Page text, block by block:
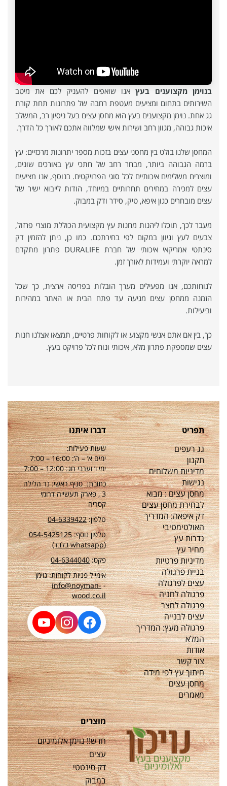
בנוימן מקצוענים בעץאנו שואפים להעניק לכם את מיטב
השירותים בתחום ומציעים מעטפת רחבה של פתרונות תחת קורת
גג אחת. נוימן מקצוענים בעץ הוא מחסן עצים בעל ניסיון רב, המשלב
איכות גבוהה, מגוון רחב ושירות אישי שמלווה אתכם לאורך כל הדרך.
המחסן שלנו בולט בין מחסני עצים בזכות מספר יתרונות מרכזיים: עץ
ברמה הגבוהה ביותר, מבחר רחב של חתכי עץ באורכים שונים,
ומוצרים משלימים איכותיים לכל סוגי הפרויקטים. בנוסף, אנו מציעים
עצים למכירה במחירים תחרותיים במיוחד, הודות לייבוא ישיר של
עצים מובחרים כגון איפא, טיק, סידר ודק במבוק.
מעבר לכך, תוכלו ליהנות מחנות עץ מקצועית הכוללת מוצרי פרזול,
צבעים לעץ וגיוון במקום לפי בחירתכם. כמו כן, ניתן להזמין דק
סינתטי אמריקאי איכותי של חברת DURALIFE פתרון מתקדם
למראה יוקרתי ועמידות לאורך זמן.
לנוחותכם, אנו מפעילים מערך הובלות בפריסה ארצית, כך שכל
הזמנה ממחסן עצים מגיעה עד פתח הבית או האתר במהירות
וביעילות.
כך, בין אם אתם אנשי מקצוע או לקוחות פרטיים, תמצאו אצלנו חנות
עצים שמספקת פתרון מלא, איכותי ונוח לכל פרויקט בעץ.
דברו איתנו
שעות פעילות:
ימים א’ – ה’: 16:00 – 7:00
ימי ו’ וערבי חג: 12:00 – 7:00
כתובת: סניף ראשי: נר הלילה
3 , פארק תעשייה דרומי
קסריה
טלפון:04-6339422
טלפון נוסף:
054-5425125
(whatsapp בלבד)
פקס:04-6344040
אימייל פניות לקוחות: נוימן
-
info@noyman-
wood.co.il
תפריט
גג רעפים
תקנון
מדיניות משלוחים
נגישות
מחסן עצים : מבוא
לבחירת מחסן עצים
דק איפאה: המדריך
האולטימטיבי
גדרות עץ
מחיר עץ
מדיניות פרטיות
בניית פרגולה
עצים לפרגולה
פרגולה לחניה
פרגולה לחצר
עצים לבנייה
פרגולה מעץ: המדריך
המלא
אודות
צור קשר
חיתוך עץ לפי מידה
מחסן עצים
מאמרים
מוצרים
חדש!! נוימן אלומיניום
עצים
דק סינטטי
במבוק